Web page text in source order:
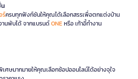
ร์ครบทุกฟังก์ชันให้คุณได้เลือกสรรเพื่อตกแต่งบ้าน
านพับได้ จากแบรนด์ONEหรือ เก้าอี้ทำงาน
เศษมากมายให้คุณเลือกช้อปออนไลน์ได้อย่างจุใจ